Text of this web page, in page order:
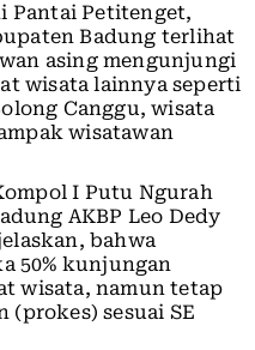
Pantai Petitenget,
Badung terlihat
asing mengunjungi
wisata lainnya seperti
Canggu, wisata
wisatawan
I Putu Ngurah
AKBP Leo Dedy
bahwa
50% kunjungan
wisata, namun tetap
sesuai SE